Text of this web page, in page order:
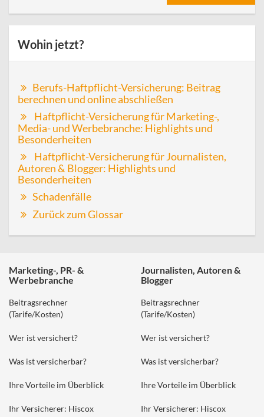
Wohin jetzt?
Berufs-Haftpflicht-Versicherung: Beitrag
berechnen und online abschließen
Haftpflicht-Versicherung für Marketing-,
Media- und Werbebranche: Highlights und
Besonderheiten
Haftpflicht-Versicherung für Journalisten,
Autoren & Blogger: Highlights und
Besonderheiten
Schadenfälle
Zurück zum Glossar
Marketing-, PR- &
Werbebranche
Beitragsrechner
(Tarife/Kosten)
Wer ist versichert?
Was ist versicherbar?
Ihre Vorteile im Überblick
Ihr Versicherer: Hiscox
Journalisten, Autoren &
Blogger
Beitragsrechner
(Tarife/Kosten)
Wer ist versichert?
Was ist versicherbar?
Ihre Vorteile im Überblick
Ihr Versicherer: Hiscox